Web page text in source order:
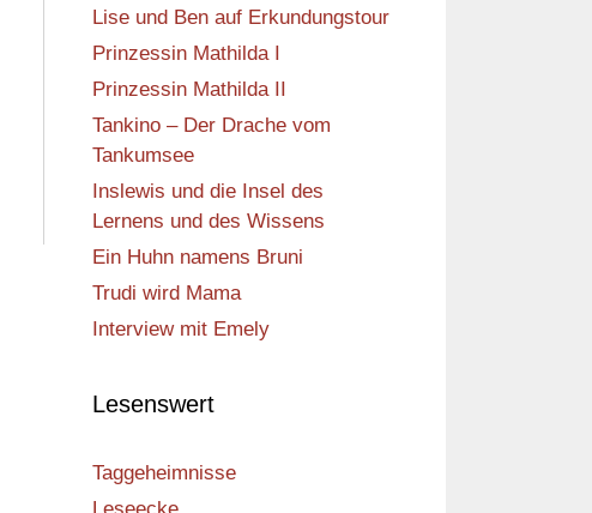
Lise und Ben auf Erkundungstour
Prinzessin Mathilda I
Prinzessin Mathilda II
Tankino – Der Drache vom
Tankumsee
Inslewis und die Insel des
Lernens und des Wissens
Ein Huhn namens Bruni
Trudi wird Mama
Interview mit Emely
Lesenswert
Taggeheimnisse